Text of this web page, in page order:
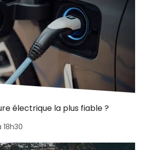
électrique la plus fiable ?
18h30